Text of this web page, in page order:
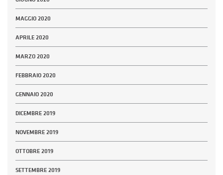
MAGGIO 2020
APRILE 2020
MARZO 2020
FEBBRAIO 2020
GENNAIO 2020
DICEMBRE 2019
NOVEMBRE 2019
OTTOBRE 2019
SETTEMBRE 2019